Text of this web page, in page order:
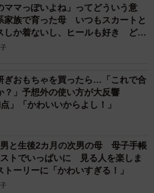
ママっぽいよね」ってどういう意
族で育った母 いつもスカートと
しか着ないし、ヒールも好き どの
ぎおもちゃを買ったら…「これで合
？」予想外の使い方が大反響
点」「かわいいからよし！」
と生後2カ月の次男の母 母子手帳
トでいっぱいに 見る人を楽しま
トーリーに「かわいすぎる！」